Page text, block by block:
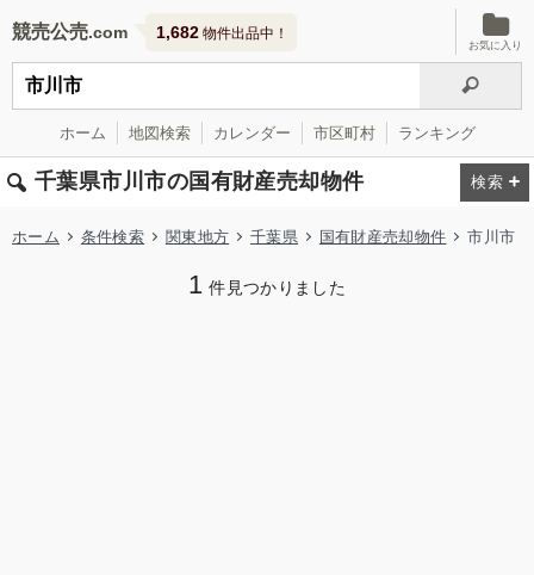
競売公売 1,682 物件出品中！
お気に入り
ホーム 地図検索 カレンダー 市区町村 ランキング
千葉県市川市の国有財産売却物件
ホーム 条件検索 関東地方 千葉県 国有財産売却物件 市川市
1 件見つかりました